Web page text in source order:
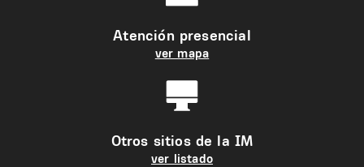
Atención presencial
ver mapa
Otros sitios de la IM
ver listado